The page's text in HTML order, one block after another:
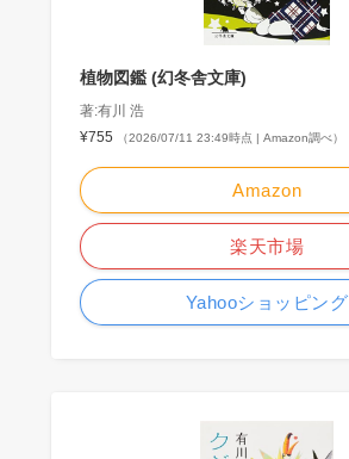
植物図鑑 (幻冬舎文庫)
著:有川 浩
¥755
（2026/07/11 23:49時点 | Amazon調べ）
Amazon
楽天市場
Yahooショッピング